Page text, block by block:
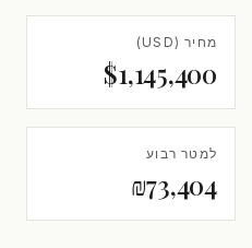
מחיר (USD)
$1,145,400
למטר רבוע
₪73,404